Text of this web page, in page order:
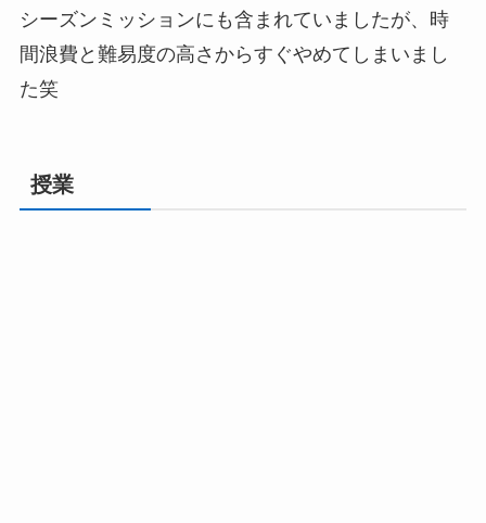
シーズンミッションにも含まれていましたが、時
間浪費と難易度の高さからすぐやめてしまいまし
た笑
授業